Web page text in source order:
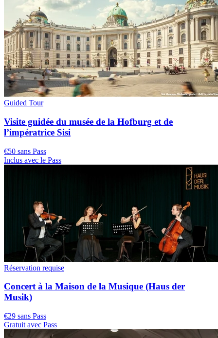
Guided Tour
Visite guidée du musée de la Hofburg et de
l’impératrice Sisi
€50 sans Pass
Inclus avec le Pass
Réservation requise
Concert à la Maison de la Musique (Haus der
Musik)
€29 sans Pass
Gratuit avec Pass